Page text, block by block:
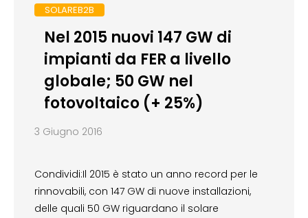
SOLAREB2B
Nel 2015 nuovi 147 GW di
impianti da FER a livello
globale; 50 GW nel
fotovoltaico (+ 25%)
3 Giugno 2016
Condividi:Il 2015 è stato un anno record per le
rinnovabili, con 147 GW di nuove installazioni,
delle quali 50 GW riguardano il solare